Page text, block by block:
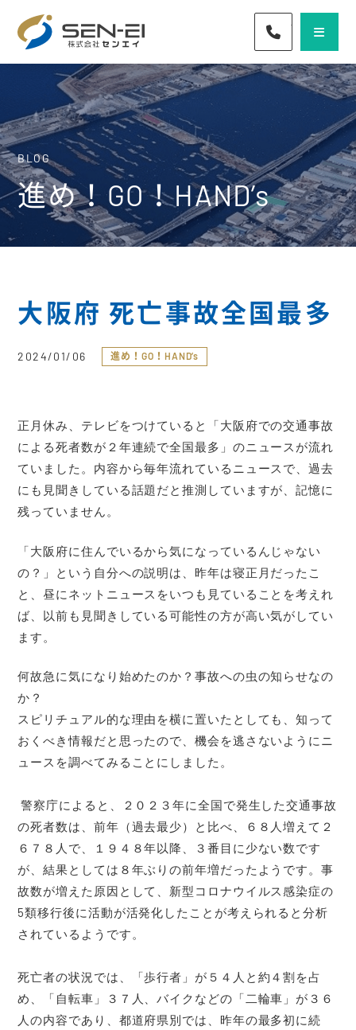
072-436-
BLOG
進め！GO！HAND’s
大阪府 死亡事故全国最多
2024/01/06 進め！GO！HAND’s
正月休み、テレビをつけていると「大阪府での交通事故
による死者数が２年連続で全国最多」のニュースが流れ
ていました。内容から毎年流れているニュースで、過去
にも見聞きしている話題だと推測していますが、記憶に
残っていません。
「大阪府に住んでいるから気になっているんじゃない
の？」という自分への説明は、昨年は寝正月だったこ
と、昼にネットニュースをいつも見ていることを考えれ
ば、以前も見聞きしている可能性の方が高い気がしてい
ます。
何故急に気になり始めたのか？事故への虫の知らせなの
か？
スピリチュアル的な理由を横に置いたとしても、知って
おくべき情報だと思ったので、機会を逃さないようにニ
ュースを調べてみることにしました。
警察庁によると、２０２３年に全国で発生した交通事故
の死者数は、前年（過去最少）と比べ、６８人増えて２
６７８人で、１９４８年以降、３番目に少ない数です
が、結果としては８年ぶりの前年増だったようです。事
故数が増えた原因として、新型コロナウイルス感染症の
5類移行後に活動が活発化したことが考えられると分析
されているようです。
死亡者の状況では、「歩行者」が５４人と約４割を占
め、「自転車」３７人、バイクなどの「二輪車」が３６
人の内容であり、都道府県別では、昨年の最多初に続